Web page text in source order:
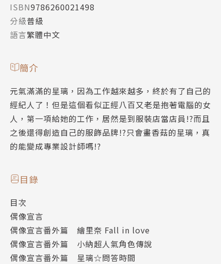
ISBN9786260021498
分級普級
語言繁體中文
簡介
元氣滿滿的星璃，因為工作越來越多，終於有了自己的
經紀人了！但是這個看似正經八百又老是抱著電腦的女
人，第一項給她的工作，居然是到服裝店當店員!?而且
之後還得創造自己的服飾品牌!?只會畫香菇的星璃，真
的能變成專業設計師嗎!?
目錄
目次
偶像宣言
偶像宣言番外篇 繪里奈 Fall in love
偶像宣言番外篇 小納超人氣角色傳說
偶像宣言番外篇 星璃☆問答時間